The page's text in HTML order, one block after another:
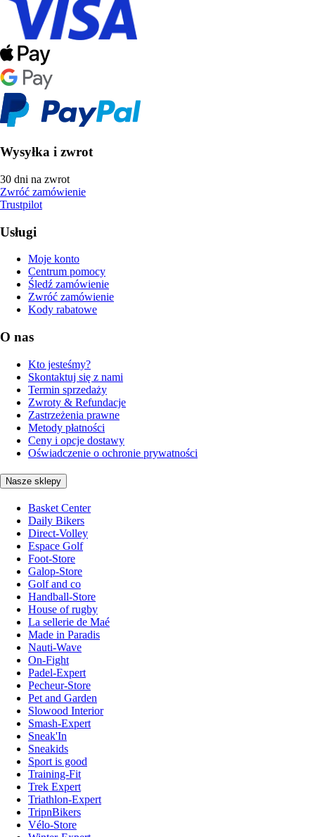
Wysyłka i zwrot
30 dni na zwrot
Zwróć zamówienie
Trustpilot
Usługi
Moje konto
Centrum pomocy
Śledź zamówienie
Zwróć zamówienie
Kody rabatowe
O nas
Kto jesteśmy?
Skontaktuj się z nami
Termin sprzedaży
Zwroty & Refundacje
Zastrzeżenia prawne
Metody płatności
Ceny i opcje dostawy
Oświadczenie o ochronie prywatności
Nasze sklepy
Basket Center
Daily Bikers
Direct-Volley
Espace Golf
Foot-Store
Galop-Store
Golf and co
Handball-Store
House of rugby
La sellerie de Maé
Made in Paradis
Nauti-Wave
On-Fight
Padel-Expert
Pecheur-Store
Pet and Garden
Slowood Interior
Smash-Expert
Sneak'In
Sneakids
Sport is good
Training-Fit
Trek Expert
Triathlon-Expert
TripnBikers
Vélo-Store